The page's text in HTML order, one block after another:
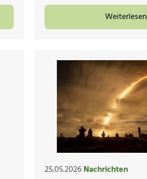
Weiterlesen
25.05.2026Nachrichten